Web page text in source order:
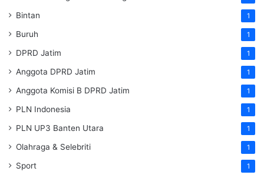
Bintan 1
Buruh 1
DPRD Jatim 1
Anggota DPRD Jatim 1
Anggota Komisi B DPRD Jatim 1
PLN Indonesia 1
PLN UP3 Banten Utara 1
Olahraga & Selebriti 1
Sport 1